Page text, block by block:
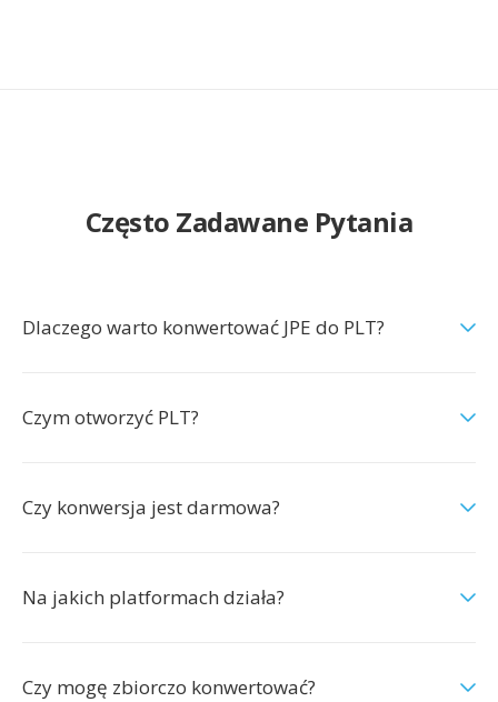
Często Zadawane Pytania
Dlaczego warto konwertować JPE do PLT?
Czym otworzyć PLT?
Czy konwersja jest darmowa?
Na jakich platformach działa?
Czy mogę zbiorczo konwertować?